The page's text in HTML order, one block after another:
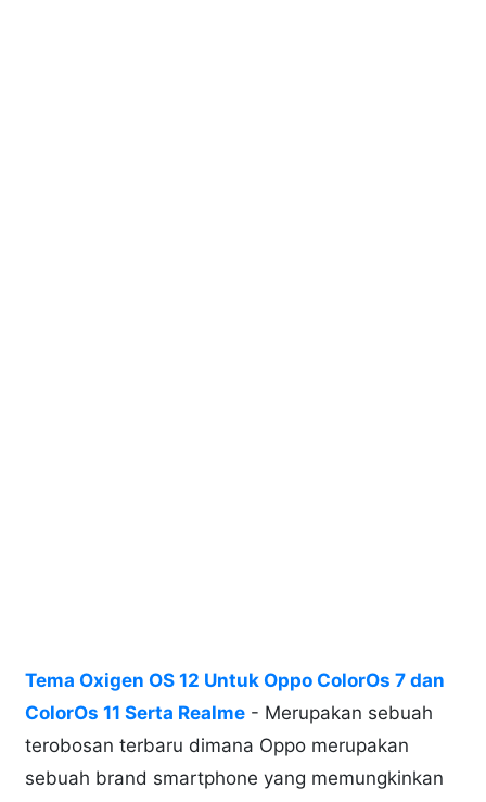
Tema Oxigen OS 12 Untuk Oppo ColorOs 7 dan
ColorOs 11 Serta Realme - Merupakan sebuah
terobosan terbaru dimana Oppo merupakan
sebuah brand smartphone yang memungkinkan